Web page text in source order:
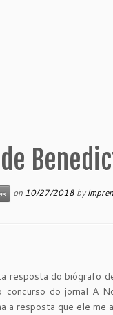
on 10/27/2018 by
resposta do biógrafo
concurso do jornal A
a resposta que ele me